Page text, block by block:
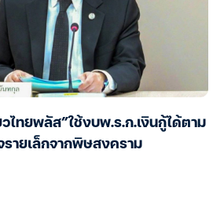
วไทยพลัส”ใช้งบพ.ร.ก.เงินกู้ได้ตาม
ายเล็กจากพิษสงคราม